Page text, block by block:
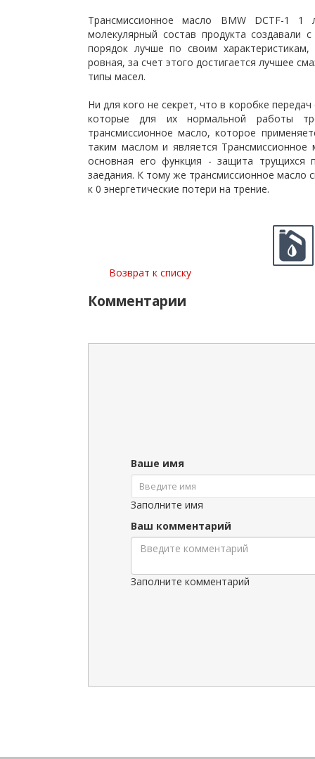
Трансмиссионное масло BMW DCTF-1
молекулярный состав продукта создавали
порядок лучше по своим
ровная, за счет этого достигается лучшее
типы масел.
Ни для кого не секрет, что в коробке
которые для их нормальной работы
трансмиссионное масло, которое
таким маслом и является
основная его функция - защита трущихся
заедания. К тому же трансмиссионное масло
к 0 энергетические потери на трение.
Возврат к списку
Комментарии
Ваше имя
Заполните имя
Ваш комментарий
Заполните комментарий